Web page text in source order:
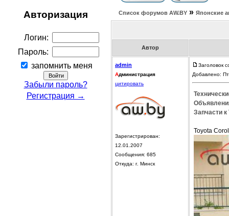
Авторизация
Логин:
Пароль:
запомнить меня
Забыли пароль?
Регистрация →
Список форумов АW.BY » Японские
Автор
admin
Администрация
цитировать
Зарегистрирован:
12.01.2007
Сообщения: 685
Откуда: г. Минск
Заголовок
Добавлено:
Запчасти к
Toyota